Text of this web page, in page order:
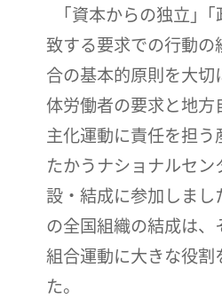
｢資本からの独立」｢
致する要求での行動
合の基本的原則を大切
体労働者の要求と地
主化運動に責任を担う
たかうナショナルセ
設・結成に参加しま
の全国組織の結成は
組合運動に大きな役割
た。